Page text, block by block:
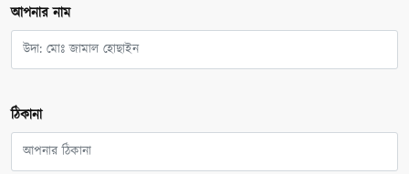
আপনার নাম
ঠিকানা